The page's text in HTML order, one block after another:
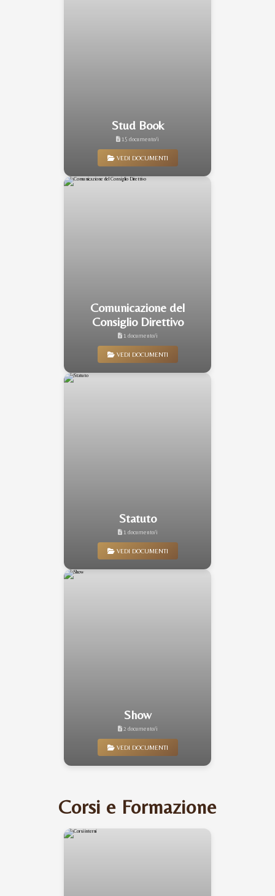
Stud Book
15 documento/i
VEDI DOCUMENTI
Comunicazione del
Consiglio Direttivo
1 documento/i
VEDI DOCUMENTI
Statuto
1 documento/i
VEDI DOCUMENTI
Show
2 documento/i
VEDI DOCUMENTI
Corsi e Formazione